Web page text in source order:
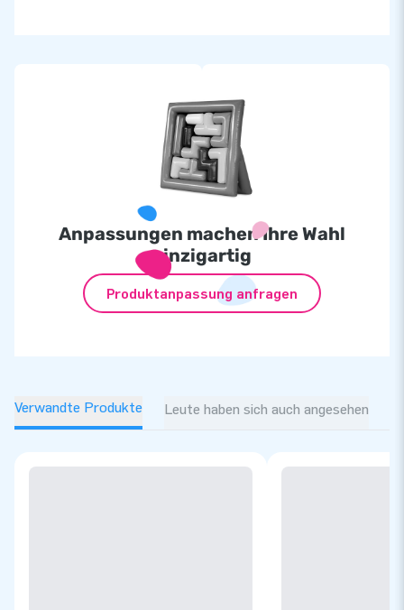
Anpassungen machen Ihre Wahl
einzigartig
Produktanpassung anfragen
Verwandte Produkte Leute haben sich auch angesehen